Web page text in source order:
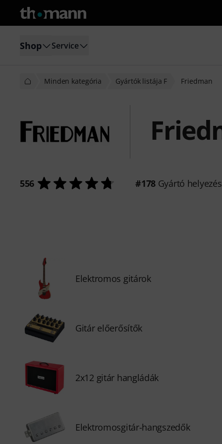
Shop Service
Minden kategória Gyártók listája F Friedman
556 #178Gyártó
Elektromos gitárok
Gitár előerősítők
2x12 gitár hangládák
Elektromosgitár-hangszedők